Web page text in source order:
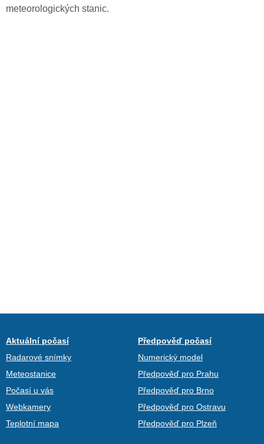
meteorologických stanic.
Aktuální počasí
Radarové snímky
Meteostanice
Počasí u vás
Webkamery
Teplotní mapa
Předpověď počasí
Numerický model
Předpověď pro Prahu
Předpověď pro Brno
Předpověď pro Ostravu
Předpověď pro Plzeň